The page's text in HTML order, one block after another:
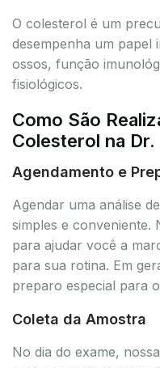
O colesterol é um
desempenha um papel
ossos, função
fisiológicos.
Como São
Colesterol na Dr.
Agendamento e
Agendar uma análise
simples e conveniente.
para ajudar você a
para sua rotina. Em
preparo especial para
Coleta da Amostra
No dia do exame,